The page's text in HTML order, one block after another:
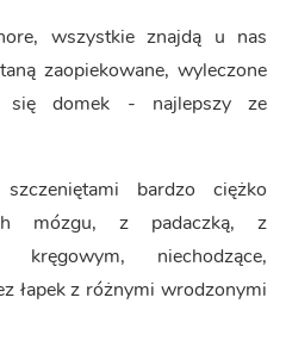
wszystkie znajdą u nas
zaopiekowane, wyleczone
domek - najlepszy ze
bardzo ciężko
mózgu, z padaczką, z
kręgowym, niechodzące,
łapek z różnymi wrodzonymi